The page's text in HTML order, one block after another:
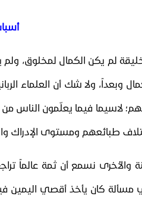
لم يكن الكمال لمخلوق،
وبعداً، ولا شك أن العلماء
لاسيما فيما يعلّمون الناس من
طبائعهم ومستوى الإدراك
والأخرى نسمع أن ثمة
كان يأخذ أقصي اليمين